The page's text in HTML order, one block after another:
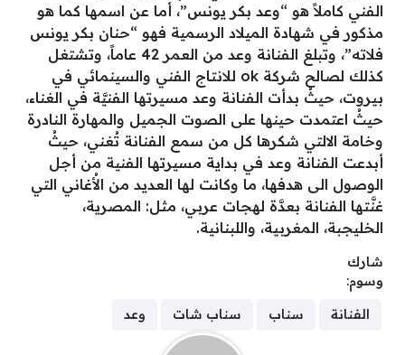
الفني كاملاً هو “وعد بكر يونس”، أما عن اسمها كما هو
مذكور في شهادة الميلاد الرسمية فهو “حنان بكر يونس
فلاته”، وتبلغ الفنانة وعد من العمر 42 عاماً، وتشتغل
كذلك لصالح شركة ok للانتاج الفني والسينمائي في
بيروت، حيثُ بدأت الفنانة وعد مسيرتها الفنيَّة في الغناء،
حيثُ اعتمدت حينها على الصوت الجميل والمهارة النادرة
وخامة الالتي شكرها كل من سمع الفنانة تُغني، حيثُ
أبدعت الفنانة وعد في بداية مسيرتها الفنية من أجل
الوصول الى هدفها، ما وكانت لها العديد من الأُغاني التي
غنَّتها الفنانة بعدَّة لهجات عربي، مثل: المصرية،
الخليجبة، المغربية، واللبنانية.
شارك
وسوم:
الفنانة سناب سناب شات وعد